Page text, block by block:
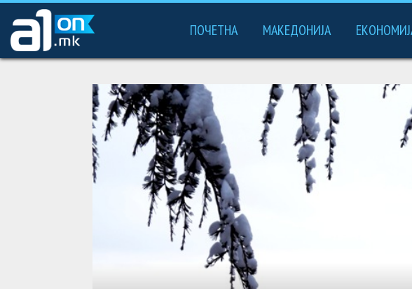
ПОЧЕТНА МАКЕДОНИЈА